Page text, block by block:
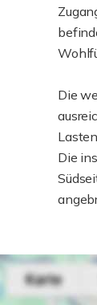
Die
Die